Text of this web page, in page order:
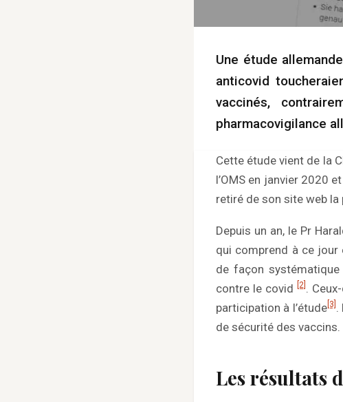
Une étude
anticovid
vaccinés,
pharmacovigilance
Cette étude vient de la
l’OMS en janvier 2020
retiré de son site web la
Depuis un an, le Pr
qui comprend à ce jour
de façon
contre le covid
[2] .
participation à l’étude [3] .
de sécurité des vaccins.
Les résultats